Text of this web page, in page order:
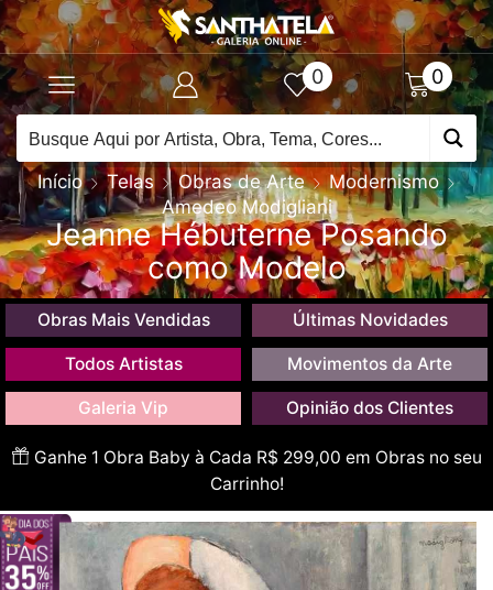
0 0
Início Telas Obras de Arte
Modernismo
Amedeo Modigliani
Jeanne Hébuterne Posando
como Modelo
Obras Mais Vendidas Últimas Novidades
Todos Artistas Movimentos da Arte
Galeria Vip Opinião dos Clientes
Ganhe 1 Obra Baby à Cada R$ 299,00 em Obras no seu
Carrinho!